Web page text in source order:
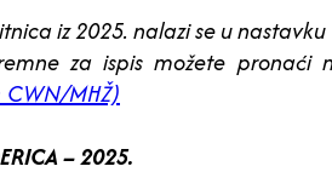
iz 2025. nalazi se u nastavku
za ispis možete pronaći
MHŽ)
– 2025.